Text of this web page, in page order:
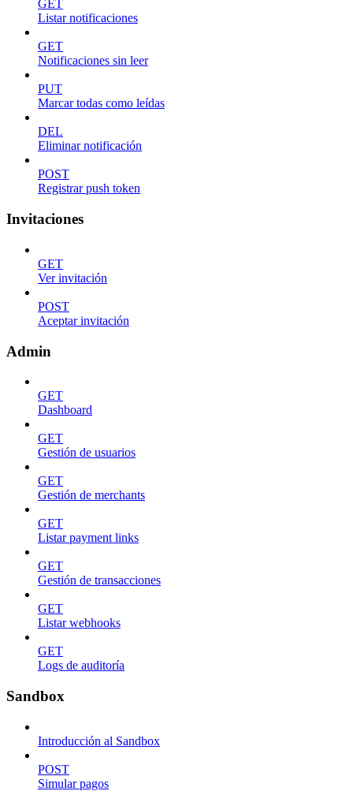
GET
Listar notificaciones
GET
Notificaciones sin leer
PUT
Marcar todas como leídas
DEL
Eliminar notificación
POST
Registrar push token
Invitaciones
GET
Ver invitación
POST
Aceptar invitación
Admin
GET
Dashboard
GET
Gestión de usuarios
GET
Gestión de merchants
GET
Listar payment links
GET
Gestión de transacciones
GET
Listar webhooks
GET
Logs de auditoría
Sandbox
Introducción al Sandbox
POST
Simular pagos